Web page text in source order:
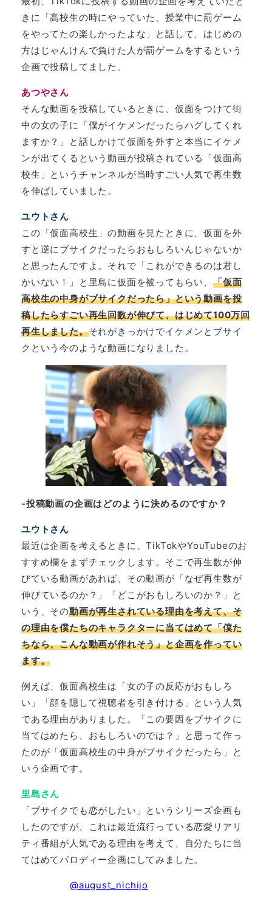
きに「高校生の時にやっていた、授業中に罰ゲーム
をやってたの楽しかったよな」と話して、はじめの
方はじゃんけんで負けた人が罰ゲームをするという
企画で投稿してました。
あつやさん
そんな動画を投稿しているときに、仮面をつけて街
中の女の子に「僕がイケメンだったらハグしてくれ
ますか？」と話しかけて仮面を外すと本当にイケメ
ンが出てくるという動画が投稿されている「仮面高
校生」というチャンネルが当時すごい人気で再生数
を伸ばしていました。
ユウトさん
この「仮面高校生」の動画を見たときに、仮面を外
すと逆にブサイクだったらおもしろいんじゃないか
と思ったんですよ。それで「これができるのは君し
かいない！」と里島に仮面を被ってもらい、「仮面
高校生の中身がブサイクだったら」という動画を投
稿したらすごい再生回数が伸びて、はじめて100万回
再生しました。それがきっかけでイケメンとブサイ
クという今のような動画になりました。
-投稿動画の企画はどのように決めるのですか？
ユウトさん
最近は企画を考えるときに、TikTokやYouTubeのお
すすめ欄をまずチェックします。そこで再生数が伸
びている動画があれば、その動画が「なぜ再生数が
伸びているのか？」「どこがおもしろいのか？」と
いう、その動画が再生されている理由を考えて、そ
の理由を僕たちのキャラクターに当てはめて「僕た
ちなら、こんな動画が作れそう」と企画を作ってい
ます。
例えば、仮面高校生は「女の子の反応がおもしろ
い」「顔を隠して視聴者を引き付ける」という人気
である理由がありました。「この要因をブサイクに
当てはめたら、おもしろいのでは？」と思って作っ
たのが「仮面高校生の中身がブサイクだったら」と
いう企画です。
里島さん
「ブサイクでも恋がしたい」というシリーズ企画も
したのですが、これは最近流行っている恋愛リアリ
ティ番組が人気である理由を考えて、自分たちに当
てはめてパロディー企画にしてみました。
@august_nichijo